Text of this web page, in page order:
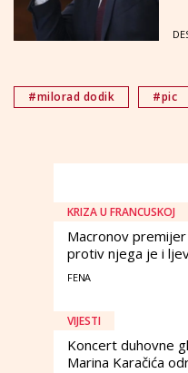
#milorad dodik #pic
KRIZA U FRANCUSKOJ
Macronov
protiv njega je i
FENA
VIJESTI
Koncert duhovne
Marina Karačića